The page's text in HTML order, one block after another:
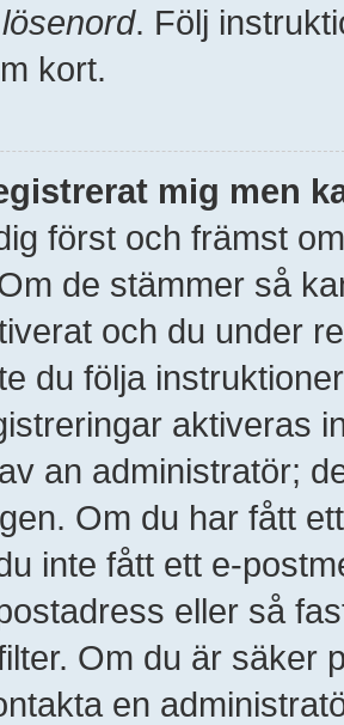
. Följ
kort.
mig men
först och främst
de stämmer så
och du under
du följa
aktiveras
an administratör;
Om du har fått
inte fått ett e-
eller så
Om du är säker
en